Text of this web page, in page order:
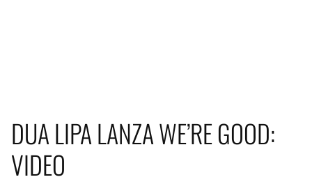
DUA LIPA LANZA WE’RE GOOD:
VIDEO